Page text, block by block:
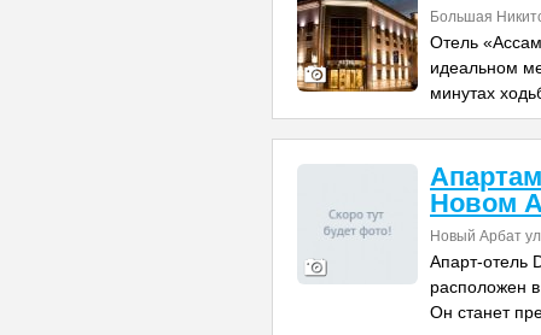
Большая
Отель
идеальном
минутах
Новом
Новый Арбат
Апарт-отель
расположен
Он станет